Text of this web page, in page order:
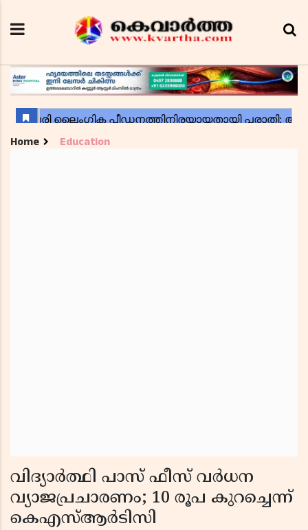
Home Education
വിദ്യാർത്ഥി പാസ് ഫീസ് വർധന
വ്യാജപ്രചാരണം; 10 രൂപ കുറച്ചെന്ന്
കെഎസ്ആർടിസി